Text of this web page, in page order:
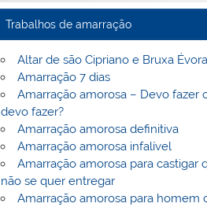
Trabalhos de amarração
Altar de são Cipriano e Bruxa Évora
Amarração 7 dias
Amarração amorosa – Devo fazer
devo fazer?
Amarração amorosa definitiva
Amarração amorosa infalível
Amarração amorosa para castigar
não se quer entregar
Amarração amorosa para homem